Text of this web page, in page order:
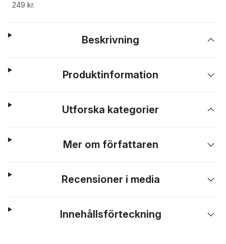
249 kr.
Beskrivning
Produktinformation
Utforska kategorier
Mer om författaren
Recensioner i media
Innehållsförteckning